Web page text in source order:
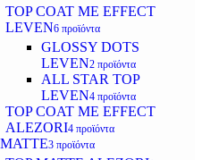
TOP COAT ME EFFECT
LEVEN6 προϊόντα
GLOSSY DOTS
LEVEN2 προϊόντα
ALL STAR TOP
LEVEN4 προϊόντα
TOP COAT ME EFFECT
ALEZORI4 προϊόντα
3 προϊόντα